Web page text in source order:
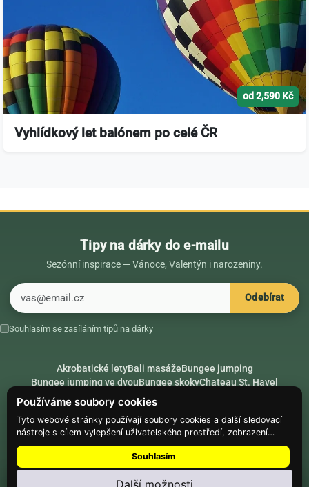
Používáme soubory cookies
Tyto webové stránky používají soubory cookies a další sledovací
nástroje s cílem vylepšení uživatelského prostředí, zobrazení
přizpůsobeného obsahu a reklam, analýzy návštěvnosti webových
stránek a zjištění zdroje návštěvnosti.
Souhlasím
Další možnosti
od 2,590 Kč
Vyhlídkový let balónem po celé ČR
Tipy na dárky do e-mailu
Sezónní inspirace — Vánoce, Valentýn i narozeniny.
Odebírat
Souhlasím se zasíláním tipů na dárky
Akrobatické letyBali masážeBungee jumping
Bungee jumping ve dvouBungee skokyChateau St. Havel
Dárek k 18. narozeninám
Dárek k 40. narozeninám
RádceSecret SantaSložte se na dárek
PARTNEŘIHike.placeClimbing.place
© Web Development — Good Experience s.r.o.
Najdi Dárek: menu ⋮ → Nainstalovat aplikaci